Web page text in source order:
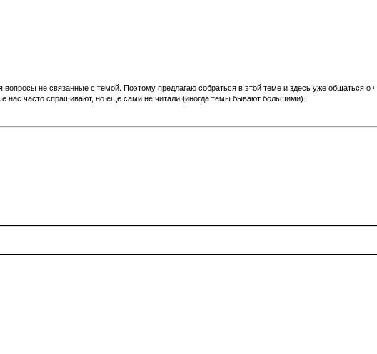
не связанные с темой. Поэтому предлагаю собраться в этой теме и здесь уже общаться о
нас часто спрашивают, но ещё сами не читали (иногда темы бывают большими).